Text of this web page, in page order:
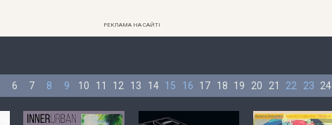
РЕКЛАМА НА САЙТІ
6 7 8 9 10 11 12 13 14 15 16 17 18 19 20 21 22 23 24